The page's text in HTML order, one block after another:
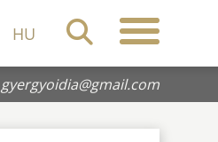
HU
gyergyoidia@gmail.com